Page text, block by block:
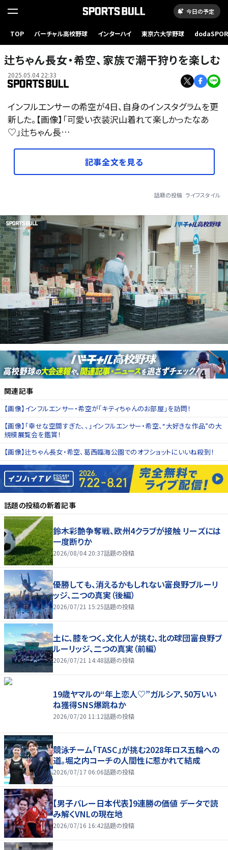
今日の予定
TOP バーチャル高校野球 インターハイ 東京六大学野球
辻ちゃん長女・希空、家族で潮干狩りを楽しむ
2025.05.04 22:33
インフルエンサーの希空が4日、自身のインスタグラムを更
新した。【画像】「可愛い衣装沢山着れて楽しかったなあ
♡」辻ちゃん長…
記事全文を見る
話題の投稿 ライフスタイル
関連記事
【画像】インフルエンサー・希空が「キティちゃんのお部屋」を訪問！
【画像】「幸せな空間すぎた、、」インフルエンサー・希空、“大好きな作品”の大
規模展覧会を鑑賞！
【画像】辻ちゃん長女・希空、葛西臨海公園でのオフショットにいいね殺到！
話題の投稿の新着記事
鈴木彩艶争奪戦、欧州4クラブが接触 リーズには
一度断りか
2026/08/04 20:37話題の投稿
優勝しても、消えるかもしれない――富良野ブルーリ
ッジ、二つの真実（後編）
2026/07/21 15:25話題の投稿
土に、膝をつく。文化人が挑む、北の球団――富良野ブ
ルーリッジ、二つの真実（前編）
2026/07/21 14:48話題の投稿
19歳ヤマルの“年上恋人♡”ガルシア、50万いい
ね獲得SNS爆跳ねか
2026/07/20 11:12話題の投稿
競泳チーム「TASC」が挑む2028年ロス五輪への
道。堀之内コーチの人間性に惹かれて結成
2026/07/17 06:06話題の投稿
【男子バレー日本代表】9連勝の価値 データで読
み解くVNLの現在地
2026/07/16 16:42話題の投稿